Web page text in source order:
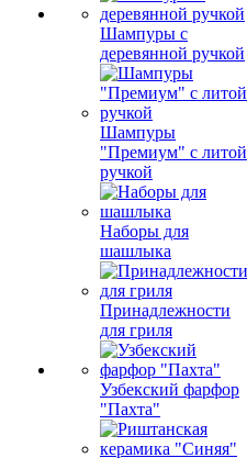
Шампуры с
деревянной ручкой
Шампуры
"Премиум" с литой
ручкой
Наборы для
шашлыка
Принадлежности
для гриля
Узбекский фарфор
"Пахта"